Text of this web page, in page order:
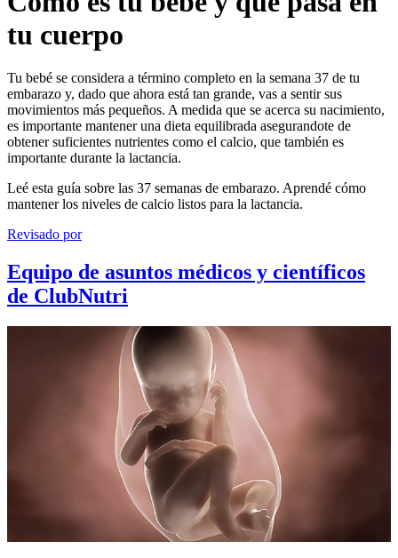
tu cuerpo
Tu bebé se considera a término completo en la semana 37 de tu
embarazo y, dado que ahora está tan grande, vas a sentir sus
movimientos más pequeños. A medida que se acerca su nacimiento,
es importante mantener una dieta equilibrada asegurandote de
obtener suficientes nutrientes como el calcio, que también es
importante durante la lactancia.
Leé esta guía sobre las 37 semanas de embarazo. Aprendé cómo
mantener los niveles de calcio listos para la lactancia.
Revisado por
Equipo de asuntos médicos y científicos
de ClubNutri